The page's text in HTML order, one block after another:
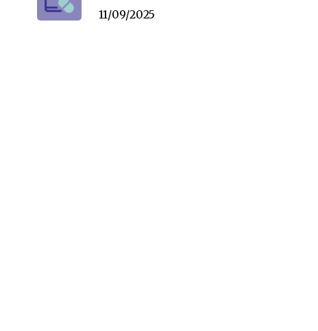
11/09/2025